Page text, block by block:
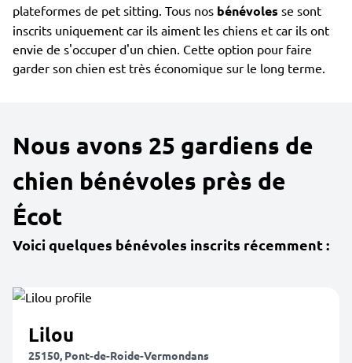
plateformes de pet sitting. Tous nos bénévoles se sont
inscrits uniquement car ils aiment les chiens et car ils ont
envie de s'occuper d'un chien. Cette option pour faire
garder son chien est très économique sur le long terme.
Nous avons 25 gardiens de
chien bénévoles près de
Écot
Voici quelques bénévoles inscrits récemment :
Lilou
25150, Pont-de-Roide-Vermondans